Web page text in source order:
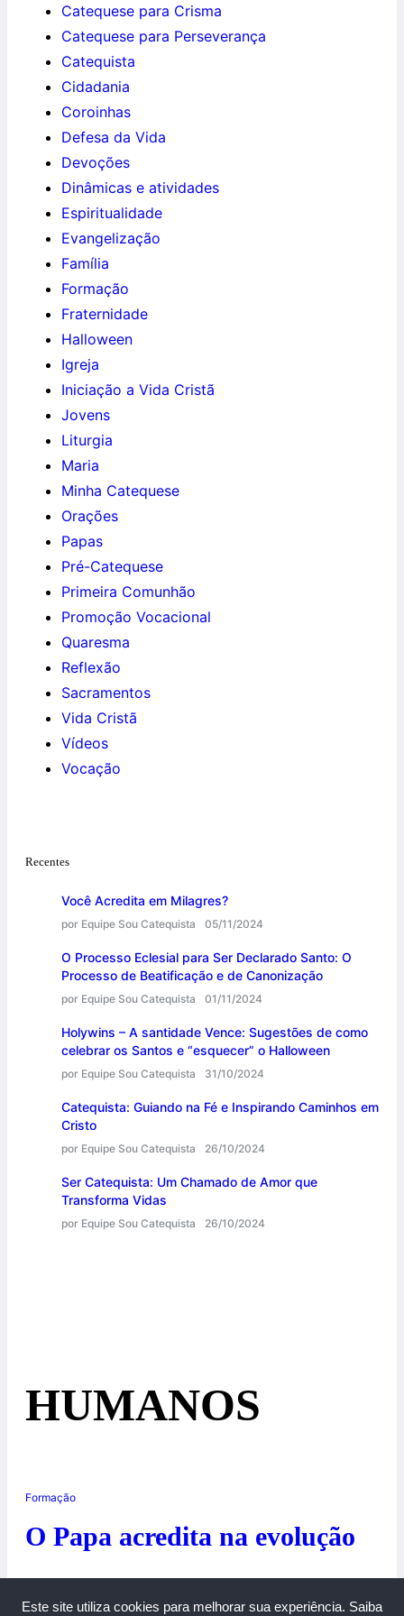
Este site utiliza cookies para melhorar sua experiência. Saiba
Catequese para Crisma
Catequese para Perseverança
Catequista
Cidadania
Coroinhas
Defesa da Vida
Devoções
Dinâmicas e atividades
Espiritualidade
Evangelização
Família
Formação
Fraternidade
Halloween
Igreja
Iniciação a Vida Cristã
Jovens
Liturgia
Maria
Minha Catequese
Orações
Papas
Pré-Catequese
Primeira Comunhão
Promoção Vocacional
Quaresma
Reflexão
Sacramentos
Vida Cristã
Vídeos
Vocação
Recentes
Você Acredita em Milagres?
por Equipe Sou Catequista 05/11/2024
O Processo Eclesial para Ser Declarado Santo: O
Processo de Beatificação e de Canonização
por Equipe Sou Catequista 01/11/2024
Holywins – A santidade Vence: Sugestões de como
celebrar os Santos e “esquecer” o Halloween
por Equipe Sou Catequista 31/10/2024
Catequista: Guiando na Fé e Inspirando Caminhos em
Cristo
por Equipe Sou Catequista 26/10/2024
Ser Catequista: Um Chamado de Amor que
Transforma Vidas
por Equipe Sou Catequista 26/10/2024
HUMANOS
Formação
O Papa acredita na evolução
0